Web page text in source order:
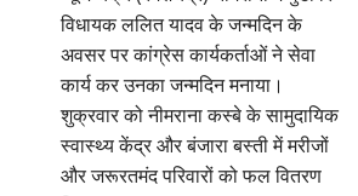
विधायक ललित यादव के जन्मदिन के
अवसर पर कांग्रेस कार्यकर्ताओं ने सेवा
कार्य कर उनका जन्मदिन मनाया।
शुक्रवार को नीमराना कस्बे के सामुदायिक
स्वास्थ्य केंद्र और बंजारा बस्ती में मरीजों
और जरूरतमंद परिवारों को फल वितरण